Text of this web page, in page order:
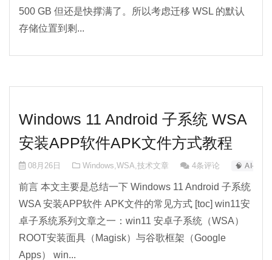
500 GB 但还是快撑满了。所以考虑迁移 WSL 的默认
存储位置到剩...
Windows 11 Android 子系统 WSA
安装APP软件APK文件方式教程
08月26日 Windows,WSA,技术文章 4条评论 🧠 AI-0
前言 本文主要是总结一下 Windows 11 Android 子系统
WSA 安装APP软件 APK文件的常见方式 [toc] win11安
卓子系统系列文章之一：win11 安卓子系统（WSA）
ROOT安装面具（Magisk）与谷歌框架（Google
Apps） win...